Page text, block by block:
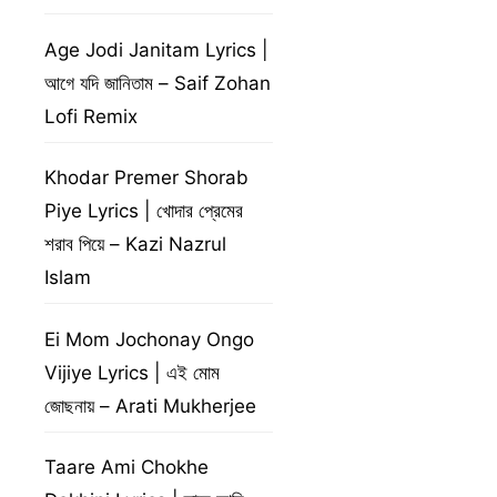
Age Jodi Janitam Lyrics |
আগে যদি জানিতাম – Saif Zohan
Lofi Remix
Khodar Premer Shorab
Piye Lyrics | খোদার প্রেমের
শরাব পিয়ে – Kazi Nazrul
Islam
Ei Mom Jochonay Ongo
Vijiye Lyrics | এই মোম
জোছনায় – Arati Mukherjee
Taare Ami Chokhe